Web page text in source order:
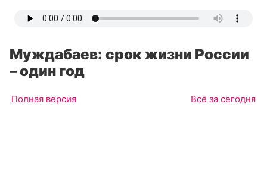
Муждабаев: срок жизни России
– один год
Полная версия Всё за сегодня